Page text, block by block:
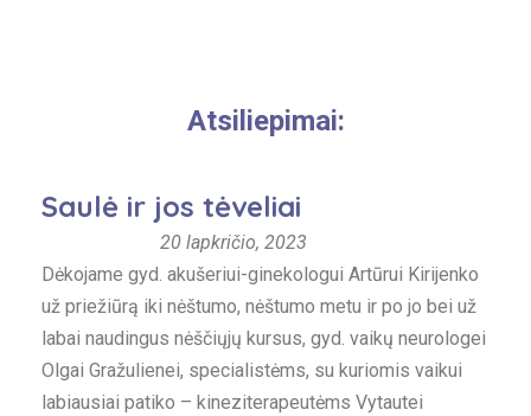
Atsiliepimai:
Saulė ir jos tėveliai
20 lapkričio, 2023
Dėkojame gyd. akušeriui-ginekologui Artūrui Kirijenko
už priežiūrą iki nėštumo, nėštumo metu ir po jo bei už
labai naudingus nėščiųjų kursus, gyd. vaikų neurologei
Olgai Gražulienei, specialistėms, su kuriomis vaikui
labiausiai patiko – kineziterapeutėms Vytautei